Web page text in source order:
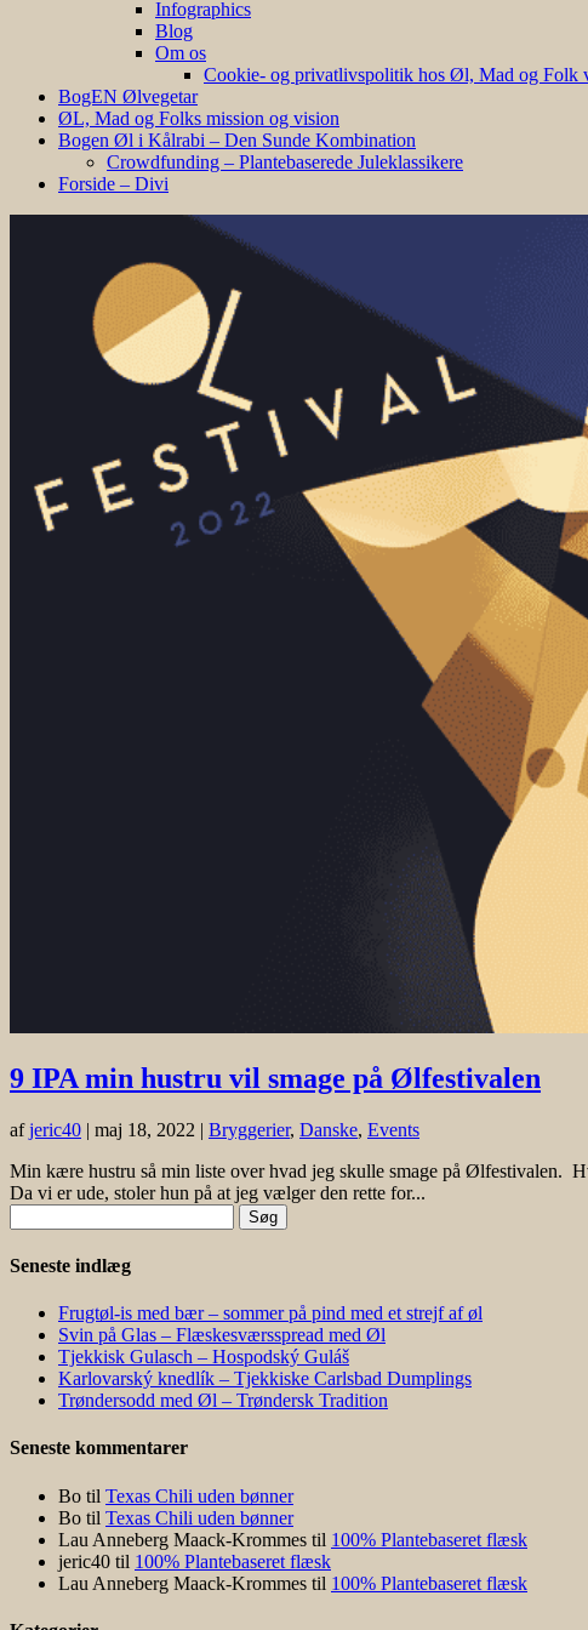
Infographics
Blog
Om os
Cookie- og privatlivspolitik hos Øl, Mad og Folk
BogEN Ølvegetar
ØL, Mad og Folks mission og vision
Bogen Øl i Kålrabi – Den Sunde Kombination
Crowdfunding – Plantebaserede Juleklassikere
Forside – Divi
9 IPA min hustru vil smage på Ølfestivalen
afjeric40 | maj 18, 2022 | Bryggerier, Danske, Events
Min kære hustru så min liste over hvad jeg skulle smage på Ølfestivalen.
Da vi er ude, stoler hun på at jeg vælger den rette for...
efter:
Seneste indlæg
Frugtøl-is med bær – sommer på pind med et strejf af øl
Svin på Glas – Flæskesværsspread med Øl
Tjekkisk Gulasch – Hospodský Guláš
Karlovarský knedlík – Tjekkiske Carlsbad Dumplings
Trøndersodd med Øl – Trøndersk Tradition
Seneste kommentarer
Bo til Texas Chili uden bønner
Bo til Texas Chili uden bønner
Lau Anneberg Maack-Krommes til 100% Plantebaseret flæsk
jeric40 til 100% Plantebaseret flæsk
Lau Anneberg Maack-Krommes til 100% Plantebaseret flæsk